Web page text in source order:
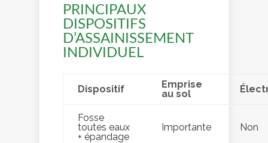
PRINCIPAUX
DISPOSITIFS
D’ASSAINISSEMENT
INDIVIDUEL
Dispositif
Emprise
au sol
Fosse
toutes eaux
+ épandage
Importante Non